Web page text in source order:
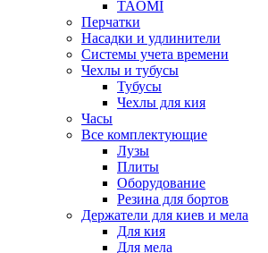
TAOMI
Перчатки
Насадки и удлинители
Системы учета времени
Чехлы и тубусы
Тубусы
Чехлы для кия
Часы
Все комплектующие
Лузы
Плиты
Оборудование
Резина для бортов
Держатели для киев и мела
Для кия
Для мела